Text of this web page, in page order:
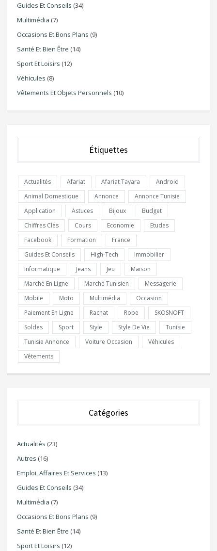
Guides Et Conseils (34)
Multimédia (7)
Occasions Et Bons Plans (9)
Santé Et Bien Être (14)
Sport Et Loisirs (12)
Véhicules (8)
Vêtements Et Objets Personnels (10)
Étiquettes
Actualités Afariat Afariat Tayara
Android
Animal Domestique
Annonce
Annonce Tunisie
Application
Astuces Bijoux
Budget
Chiffres Clés
Cours Economie
Etudes
Facebook
Formation
France
Guides Et Conseils
High-Tech
Immobilier
Informatique
Jeans Jeu
Maison
Marché En Ligne
Marché Tunisien
Messagerie
Mobile
Moto Multimédia
Occasion
Paiement En Ligne
Rachat Robe
SKOSNOFT
Soldes
Sport Style Style De Vie
Tunisie
Tunisie Annonce
Voiture Occasion
Véhicules
Vêtements
Catégories
Actualités (23)
Autres (16)
Emploi, Affaires Et Services (13)
Guides Et Conseils (34)
Multimédia (7)
Occasions Et Bons Plans (9)
Santé Et Bien Être (14)
Sport Et Loisirs (12)